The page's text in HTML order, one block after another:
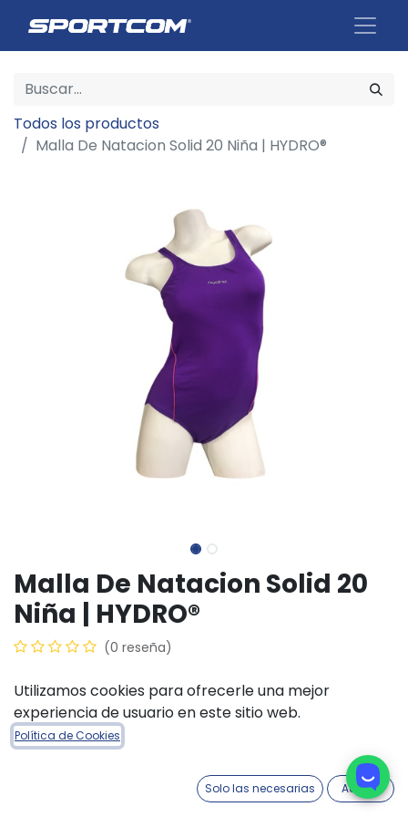
Todos los productos
Malla De Natacion Solid 20 Niña | HYDRO®
Malla De Natacion Solid 20
Niña | HYDRO®
(0 reseña)
$28.000,00
COLORES INDUMENTARIA
Utilizamos cookies para ofrecerle una mejor
experiencia de usuario en este sitio web.
Política de Cookies
Solo las necesarias Acepto